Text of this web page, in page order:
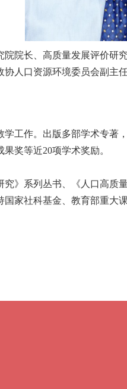
院长、高质量发展评价研
人口资源环境委员会副主
工作。出版多部学术专
奖等近20项学术奖励。
》系列丛书、 《人口高质
家社科基金、教育部重大